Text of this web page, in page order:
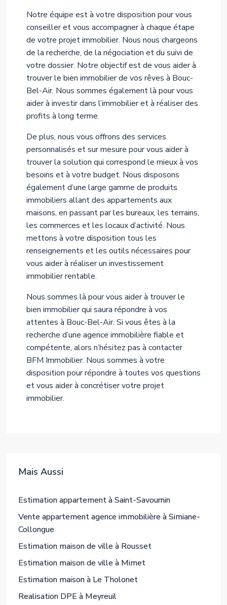
Notre équipe est à votre disposition pour vous
conseiller et vous accompagner à chaque étape
de votre projet immobilier. Nous nous chargeons
de la recherche, de la négociation et du suivi de
votre dossier. Notre objectif est de vous aider à
trouver le bien immobilier de vos rêves à Bouc-
Bel-Air. Nous sommes également là pour vous
aider à investir dans l’immobilier et à réaliser des
profits à long terme.
De plus, nous vous offrons des services
personnalisés et sur mesure pour vous aider à
trouver la solution qui correspond le mieux à vos
besoins et à votre budget. Nous disposons
également d’une large gamme de produits
immobiliers allant des appartements aux
maisons, en passant par les bureaux, les terrains,
les commerces et les locaux d’activité. Nous
mettons à votre disposition tous les
renseignements et les outils nécessaires pour
vous aider à réaliser un investissement
immobilier rentable.
Nous sommes là pour vous aider à trouver le
bien immobilier qui saura répondre à vos
attentes à Bouc-Bel-Air. Si vous êtes à la
recherche d’une agence immobilière fiable et
compétente, alors n’hésitez pas à contacter
BFM Immobilier. Nous sommes à votre
disposition pour répondre à toutes vos questions
et vous aider à concrétiser votre projet
immobilier.
Mais Aussi
Estimation appartement à Saint-Savournin
Vente appartement agence immobilière à Simiane-
Collongue
Estimation maison de ville à Rousset
Estimation maison de ville à Mimet
Estimation maison à Le Tholonet
Realisation DPE à Meyreuil